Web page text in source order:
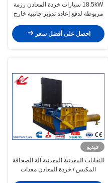
18.5kW سيارات خردة المعادن رزمة
مربوطة لدفع إعادة تدوير جانبية خارج
احصل على أفضل سعر
فيديو
النفايات المعدنية المعدنية آلة الصحافة
المكبس / خردة المعادن معدات